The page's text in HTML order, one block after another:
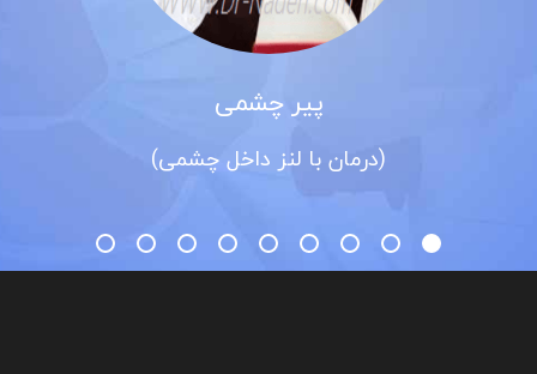
پیر چشمی
(درمان با لنز داخل چشمی)